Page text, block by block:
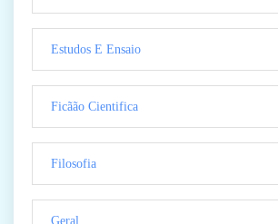
Estudos E Ensaio
Ficãão Cientifica
Filosofia
Geral